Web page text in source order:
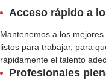
Acceso rápido a
Mantenemos a los
listos para trabajar, para
rápidamente el talento
Profesionales